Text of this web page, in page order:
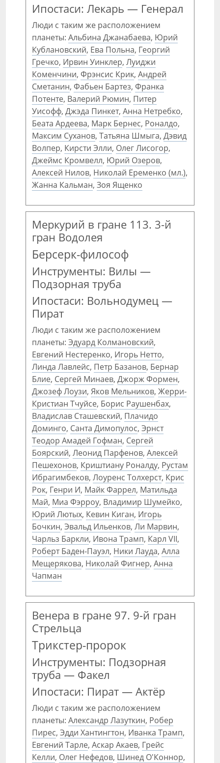
Ипостаси: Лекарь — Генерал
Люди с таким же расположением
планеты: Альбина Джанабаева, Юрий
Кублановский, Ева Польна, Георгий
Гречко, Ирвин Уинклер, Луиджи
Коменчини, Фрэнсис Крик, Андрей
Сметанин, Фабьен Бартез, Франка
Потенте, Валерий Рюмин, Питер
Уисофф, Джэда Пинкет, Анна Нетребко,
Беата Ардеева, Марк Бернес, Роналдо,
Максим Суханов, Татьяна Шмыга, Дэвид
Волпер, Кирсти Элли, Олег Лисогор,
Джеймс Кромвелл, Юрий Озеров,
Алексей Нилов, Николай Еременко (мл.),
Жанна Кальман, Зоя Ященко
Меркурий в гране 113. 3-й
гран Водолея
Берсерк-философ
Инструменты: Вилы —
Подзорная труба
Ипостаси: Вольнодумец —
Пират
Люди с таким же расположением
планеты: Эдуард Колмановский,
Евгений Нестеренко, Игорь Нетто,
Линда Лавлейс, Петр Базанов, Бернар
Блие, Сергей Минаев, Джорж Формен,
Джозеф Лоузи, Яков Мельников, Жерри-
Кристиан Тчуйсе, Борис Раушенбах,
Владислав Сташевский, Плачидо
Доминго, Санта Димопулос, Эрнст
Теодор Амадей Гофман, Сергей
Боярский, Леонид Парфенов, Алексей
Пешехонов, Криштиану Роналду, Рустам
Ибрагимбеков, Лоуренс Толхерст, Крис
Рок, Генри И, Майк Фаррел, Матильда
Май, Миа Фэрроу, Владимир Шумейко,
Юрий Лютых, Кевин Киган, Игорь
Бочкин, Эвальд Ильенков, Ли Марвин,
Чарльз Баркли, Ивона Трамп, Карл VII,
Роберт Баден-Пауэл, Ники Лауда, Алла
Мещерякова, Николай Фигнер, Анна
Чапман
Венера в гране 97. 9-й гран
Стрельца
Трикстер-пророк
Инструменты: Подзорная
труба — Факел
Ипостаси: Пират — Актёр
Люди с таким же расположением
планеты: Александр Лазуткин, Робер
Пирес, Эдди Хантингтон, Иванка Трамп,
Евгений Тарле, Аскар Акаев, Грейс
Келли, Олег Нефедов, Шинед О'Коннор,